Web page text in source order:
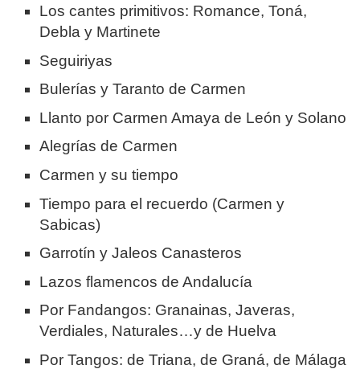
Los cantes primitivos: Romance, Toná,
Debla y Martinete
Seguiriyas
Bulerías y Taranto de Carmen
Llanto por Carmen Amaya de León y Solano
Alegrías de Carmen
Carmen y su tiempo
Tiempo para el recuerdo (Carmen y
Sabicas)
Garrotín y Jaleos Canasteros
Lazos flamencos de Andalucía
Por Fandangos: Granainas, Javeras,
Verdiales, Naturales…y de Huelva
Por Tangos: de Triana, de Graná, de Málaga